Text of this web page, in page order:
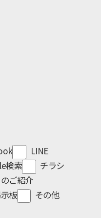
LINE
検索
チラシ
ご紹介
板 その他